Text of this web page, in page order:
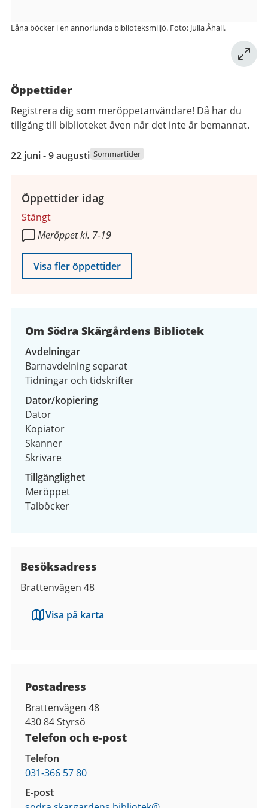
Låna böcker i en annorlunda biblioteksmiljö. Foto: Julia Åhall.
Öppettider
Registrera dig som meröppetanvändare! Då har du
tillgång till biblioteket även när det inte är bemannat.
22
juni
augusti
2026
22 juni - 9 augusti Sommartider
Öppettider idag
Stängt
Meröppet kl. 7-19
Visa fler öppettider
Om Södra Skärgårdens Bibliotek
Avdelningar
Barnavdelning separat
Tidningar och tidskrifter
Dator/kopiering
Dator
Kopiator
Skanner
Skrivare
Tillgänglighet
Meröppet
Talböcker
Besöksadress
Brattenvägen 48
Visa på karta
Postadress
Brattenvägen 48
430 84Styrsö
Telefon och e-post
Telefon
031-366 57 80
E-post